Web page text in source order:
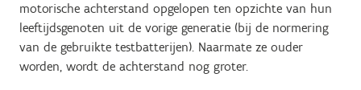
motorische achterstand opgelopen ten opzichte van hun
leeftijdsgenoten uit de vorige generatie (bij de normering
van de gebruikte testbatterijen). Naarmate ze ouder
worden, wordt de achterstand nog groter.